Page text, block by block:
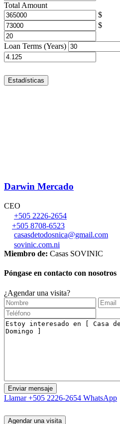
Total Amount
Loan Terms (Years)
Estadísticas
Darwin Mercado
CEO
+505 2226-2654
+505 8708-6523
casasdetodosnica@gmail.com
sovinic.com.ni
Miembro de: Casas SOVINIC
Póngase en contacto con nosotros
¿Agendar una visita?
Llamar+505 2226-2654 WhatsApp
Agendar una visita